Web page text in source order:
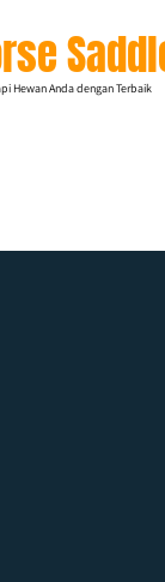
Hewan Anda dengan Terbaik